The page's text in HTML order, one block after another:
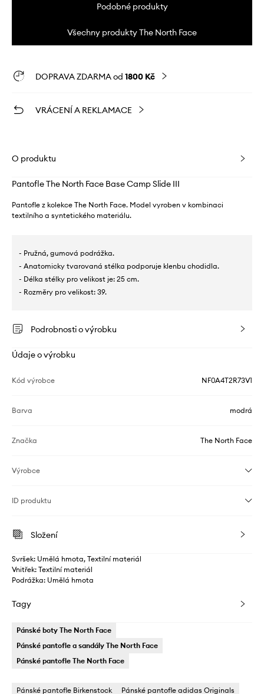
Podobné produkty
Všechny produkty The North Face
DOPRAVA ZDARMA od 1800 Kč
VRÁCENÍ A REKLAMACE
O produktu
Pantofle The North Face Base Camp Slide III
Pantofle z kolekce The North Face. Model vyroben v kombinaci
textilního a syntetického materiálu.
- Pružná, gumová podrážka.
- Anatomicky tvarovaná stélka podporuje klenbu chodidla.
- Délka stélky pro velikost je: 25 cm.
- Rozměry pro velikost: 39.
Podrobnosti o výrobku
Údaje o výrobku
Kód výrobce NF0A4T2R73V1
Barva modrá
Značka The North Face
Výrobce
ID produktu
Složení
Svršek: Umělá hmota, Textilní materiál
Vnitřek: Textilní materiál
Podrážka: Umělá hmota
Tagy
Pánské boty The North Face
Pánské pantofle a sandály The North Face
Pánské pantofle The North Face
Pánské pantofle Birkenstock Pánské pantofle adidas Originals